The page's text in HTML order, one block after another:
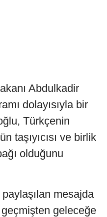
Abdulkadir
dolayısıyla bir
Türkçenin
taşıyıcısı ve birlik
olduğunu
mesajda
geleceğe